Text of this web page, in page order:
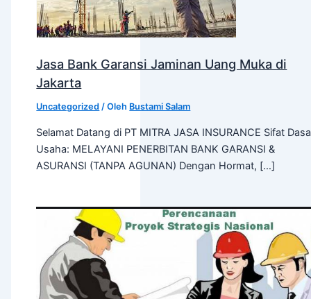
Jasa Bank Garansi Jaminan Uang Muka di
Jakarta
Uncategorized / Oleh Bustami Salam
Selamat Datang di PT MITRA JASA INSURANCE Sifat
Usaha: MELAYANI PENERBITAN BANK GARANSI &
ASURANSI (TANPA AGUNAN) Dengan Hormat, […]